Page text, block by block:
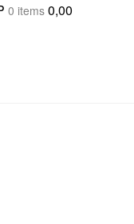
0,00
0 items